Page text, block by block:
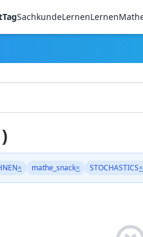
SachkundeLernenLernen
× mathe_snack× STOCHASTICS×